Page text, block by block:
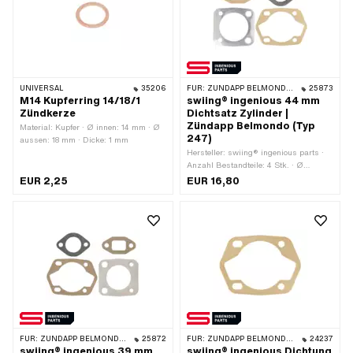
UNIVERSAL 35206
M14 Kupferring 14/18/1
Zündkerze
Material: Kupfer · Ø innen: 14 mm · Ø
aussen: 18 mm · Dicke: 1 mm
EUR 2,25
FÜR: ZÜNDAPP BELMONDO · ZÜNDAPP 25873
swiing® ingenious 44 mm
Dichtsatz Zylinder |
Zündapp Belmondo (Typ
247)
Hersteller: swiing® ingenious parts ·
Anzahl Bestandteile: 4 Stk. · Ø
Zylinder: 44 mm ·
EUR 16,80
FÜR: ZÜNDAPP BELMONDO · ZÜNDAPP 25872 FÜR: ZÜNDAPP BELMONDO · ZÜNDAPP 24237